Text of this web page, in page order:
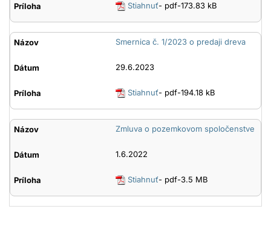
Stiahnuť- pdf-173.83 kB
Smernica č. 1/2023 o predaji dreva
29.6.2023
Stiahnuť- pdf-194.18 kB
Zmluva o pozemkovom spoločenstve
1.6.2022
Stiahnuť- pdf-3.5 MB